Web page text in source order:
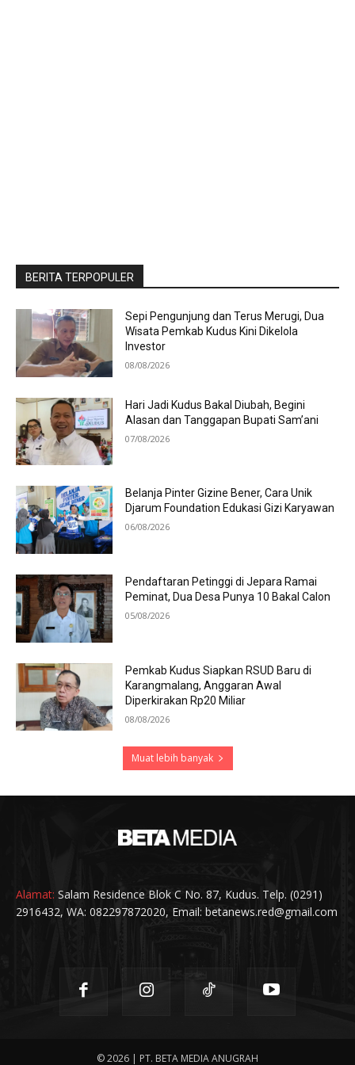
BERITA TERPOPULER
Sepi Pengunjung dan Terus Merugi, Dua
Wisata Pemkab Kudus Kini Dikelola
Investor
08/08/2026
Hari Jadi Kudus Bakal Diubah, Begini
Alasan dan Tanggapan Bupati Sam’ani
07/08/2026
Belanja Pinter Gizine Bener, Cara Unik
Djarum Foundation Edukasi Gizi Karyawan
06/08/2026
Pendaftaran Petinggi di Jepara Ramai
Peminat, Dua Desa Punya 10 Bakal Calon
05/08/2026
Pemkab Kudus Siapkan RSUD Baru di
Karangmalang, Anggaran Awal
Diperkirakan Rp20 Miliar
08/08/2026
Muat lebih banyak
Alamat: Salam Residence Blok C No. 87, Kudus. Telp. (0291)
2916432, WA: 082297872020, Email: betanews.red@gmail.com
© 2026 | PT. BETA MEDIA ANUGRAH